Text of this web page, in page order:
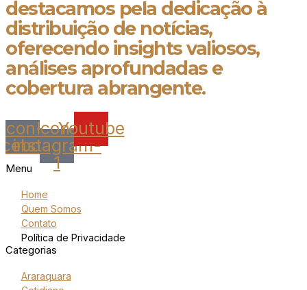
destacamos pela dedicação à
distribuição de notícias,
oferecendo insights valiosos,
análises aprofundadas e
cobertura abrangente.
Icon-Icon-
instagram-
1
Youtube
Menu
Home
Quem Somos
Contato
Política de Privacidade
Categorias
Araraquara